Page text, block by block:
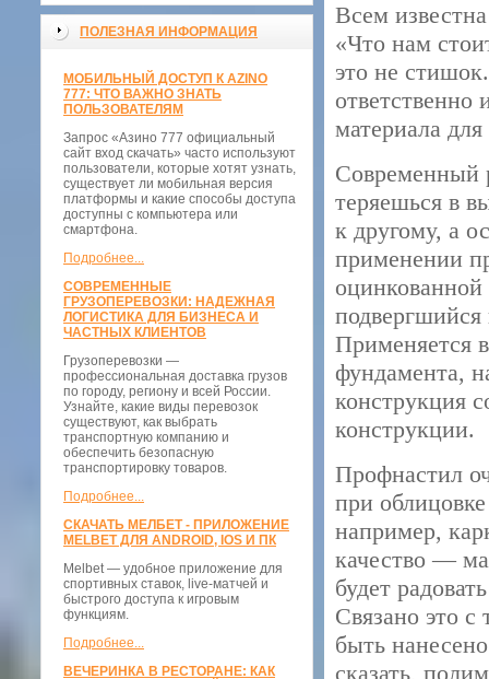
ПОЛЕЗНАЯ ИНФОРМАЦИЯ
МОБИЛЬНЫЙ ДОСТУП К AZINO
777: ЧТО ВАЖНО ЗНАТЬ
ПОЛЬЗОВАТЕЛЯМ
Запрос «Азино 777 официальный
сайт вход скачать» часто используют
пользователи, которые хотят узнать,
существует ли мобильная версия
платформы и какие способы доступа
доступны с компьютера или
смартфона.
Подробнее...
СОВРЕМЕННЫЕ
ГРУЗОПЕРЕВОЗКИ: НАДЕЖНАЯ
ЛОГИСТИКА ДЛЯ БИЗНЕСА И
ЧАСТНЫХ КЛИЕНТОВ
Грузоперевозки —
профессиональная доставка грузов
по городу, региону и всей России.
Узнайте, какие виды перевозок
существуют, как выбрать
транспортную компанию и
обеспечить безопасную
транспортировку товаров.
Подробнее...
СКАЧАТЬ МЕЛБЕТ - ПРИЛОЖЕНИЕ
MELBET ДЛЯ ANDROID, IOS И ПК
Melbet — удобное приложение для
спортивных ставок, live-матчей и
быстрого доступа к игровым
функциям.
Подробнее...
ВЕЧЕРИНКА В РЕСТОРАНЕ: КАК
Всем
«Что нам
это не
ответственно
материала
Современный
теряешься в
к другому, а
применении
оцинкованной
Применяется
фундамента,
конструкция
конструкции.
Профнастил
при
например,
качество —
будет
Связано это
быть
сказать,